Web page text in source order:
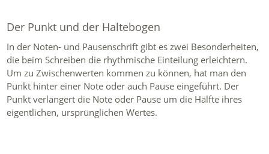
Der Punkt und der Haltebogen
In der Noten- und Pausenschrift gibt es zwei Besonderheiten,
die beim Schreiben die rhythmische Einteilung erleichtern.
Um zu Zwischenwerten kommen zu können, hat man den
Punkt hinter einer Note oder auch Pause eingeführt. Der
Punkt verlängert die Note oder Pause um die Hälfte ihres
eigentlichen, ursprünglichen Wertes.